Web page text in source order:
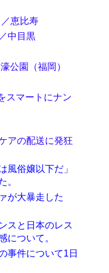
恵比寿
中目黒
公園（福岡）
スマートにナン
アの配送に発狂
風俗嬢以下だ」
。
が大暴走した
スと日本のレス
について。
事件について1日